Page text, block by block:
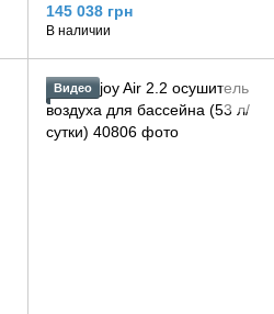
145 038 грн
В наличии
Видео